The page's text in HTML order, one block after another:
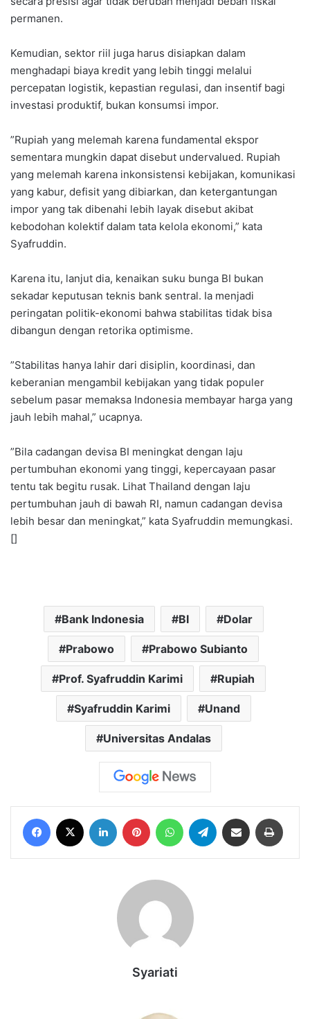
permanen.
‎Kemudian, sektor riil juga harus disiapkan dalam
menghadapi biaya kredit yang lebih tinggi melalui
percepatan logistik, kepastian regulasi, dan insentif bagi
investasi produktif, bukan konsumsi impor.
‎”Rupiah yang melemah karena fundamental ekspor
sementara mungkin dapat disebut undervalued. Rupiah
yang melemah karena inkonsistensi kebijakan, komunikasi
yang kabur, defisit yang dibiarkan, dan ketergantungan
impor yang tak dibenahi lebih layak disebut akibat
kebodohan kolektif dalam tata kelola ekonomi,” kata
Syafruddin.
Karena itu, lanjut dia, kenaikan suku bunga BI bukan
sekadar keputusan teknis bank sentral. Ia menjadi
peringatan politik-ekonomi bahwa stabilitas tidak bisa
dibangun dengan retorika optimisme.
‎”Stabilitas hanya lahir dari disiplin, koordinasi, dan
keberanian mengambil kebijakan yang tidak populer
sebelum pasar memaksa Indonesia membayar harga yang
jauh lebih mahal,” ucapnya.
‎”Bila cadangan devisa BI meningkat dengan laju
pertumbuhan ekonomi yang tinggi, kepercayaan pasar
tentu tak begitu rusak. Lihat Thailand dengan laju
pertumbuhan jauh di bawah RI, namun cadangan devisa
lebih besar dan meningkat,” kata Syafruddin memungkasi.
[]
Bank Indonesia BI Dolar
Prabowo Prabowo Subianto
Prof. Syafruddin Karimi Rupiah
Syafruddin Karimi Unand
Universitas Andalas
Facebook LinkedIn Pinterest WhatsAppTelegram Share via Email
Syariati